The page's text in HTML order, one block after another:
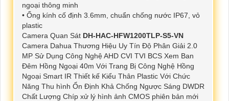
ngoại thông minh
• Ống kính cố định 3.6mm, chuẩn chống nước IP67, vỏ
plastic
Camera Quan Sát DH-HAC-HFW1200TLP-S5-VN
Camera Dahua Thương Hiệu Uy Tín Độ Phân Giải 2.0
MP Sử Dụng Công Nghệ AHD CVI TVI BCS Xem Ban
Đêm Hồng Ngoại 40m Với Trang Bị Công Nghệ Hồng
Ngoại Smart IR Thiết kế Kiểu Thân Plastic Với Chức
Năng Thu hình Ổn Định Khả Chống Ngược Sáng DWDR
Chất Lượng Chíp xử lý hình ảnh CMOS phiên bản mới